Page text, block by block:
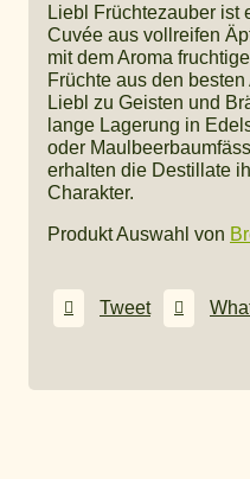
Liebl Früchtezauber ist
Cuvée aus vollreifen
mit dem Aroma
Früchte aus den
Liebl zu Geisten und
lange Lagerung in
oder
erhalten die Destillate
Charakter.
Produkt Auswahl von
Tweet